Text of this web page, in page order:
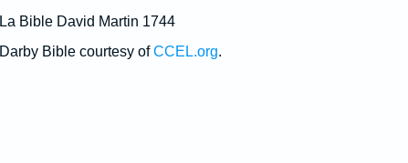
La Bible David Martin 1744
Darby Bible courtesy ofCCEL.org.